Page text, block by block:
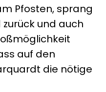
Pfosten, sprang
und auch
auf den
die nötige